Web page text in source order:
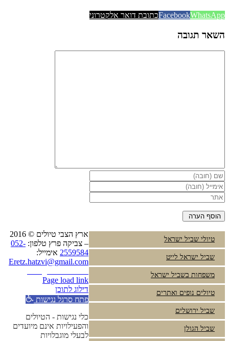
FacebookWhatsApp כתובת דואר אלקטרוני
השאר תגובה
טיולי שביל ישראל
שביל ישראל לייט
משפחות בשביל ישראל
טיולים נופים ואתרים
שביל ירושלים
שביל הגולן
ארץ הצבי טיולים © 2016
– צביקה פרץ טלפון: 052-
2559584 אימייל:
Eretz.hatzvi@gmail.com
Page load link
דילוג לתוכן
פתח סרגל נגישות
כלי נגישות - הטיולים
והפעילויות אינם מיועדים
לבעלי מוגבלויות